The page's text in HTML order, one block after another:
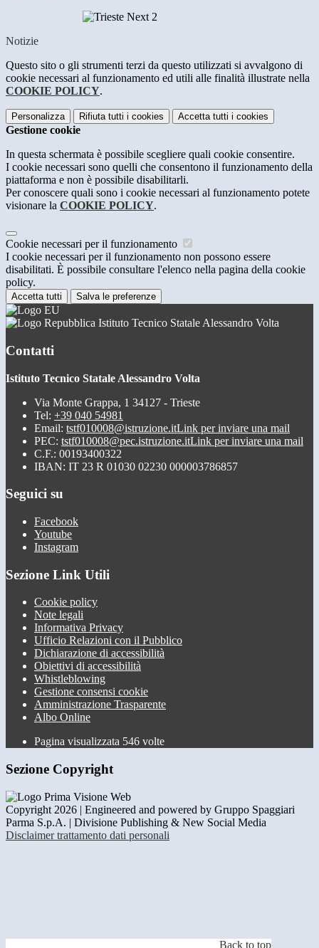
Notizie
Questo sito o gli strumenti terzi da questo utilizzati si avvalgono di
cookie necessari al funzionamento ed utili alle finalità illustrate nella
COOKIE POLICY.
Personalizza Rifiuta tutti i cookies Accetta tutti i cookies
Gestione cookie
In questa schermata è possibile scegliere quali cookie consentire.
I cookie necessari sono quelli che consentono il funzionamento della
piattaforma e non è possibile disabilitarli.
Per conoscere quali sono i cookie necessari al funzionamento potete
visionare la COOKIE POLICY.
Cookie necessari per il funzionamento
I cookie necessari per il funzionamento non possono essere
disabilitati. È possibile consultare l'elenco nella pagina della cookie
policy.
Accetta tutti Salva le preferenze
Istituto Tecnico Statale Alessandro Volta
Contatti
Istituto Tecnico Statale Alessandro Volta
Via Monte Grappa, 1 34127 - Trieste
Tel: +39 040 54981
Email: tstf010008@istruzione.itLink per inviare una mail
PEC: tstf010008@pec.istruzione.itLink per inviare una mail
C.F.: 00193400322
IBAN: IT 23 R 01030 02230 000003786857
Seguici su
Facebook
Youtube
Instagram
Sezione Link Utili
Cookie policy
Note legali
Informativa Privacy
Ufficio Relazioni con il Pubblico
Dichiarazione di accessibilità
Obiettivi di accessibilità
Whistleblowing
Gestione consensi cookie
Amministrazione Trasparente
Albo Online
Pagina visualizzata 546 volte
Sezione Copyright
Copyright 2026 | Engineered and powered by Gruppo Spaggiari
Parma S.p.A. | Divisione Publishing & New Social Media
Disclaimer trattamento dati personali
Back to top